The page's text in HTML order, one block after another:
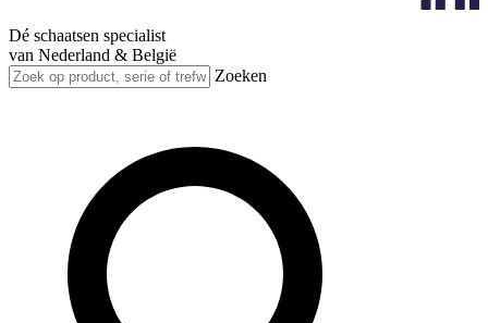
Dé schaatsen specialist
van Nederland & België
Zoeken